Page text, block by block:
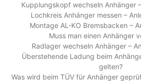
Kupplungskopf wechseln Anhänger
Lochkreis Anhänger messen –
Montage AL-KO Bremsbacken –
Muss man einen Anhänger
Radlager wechseln Anhänger –
Überstehende Ladung beim
gelten?
Was wird beim TÜV für Anhänger